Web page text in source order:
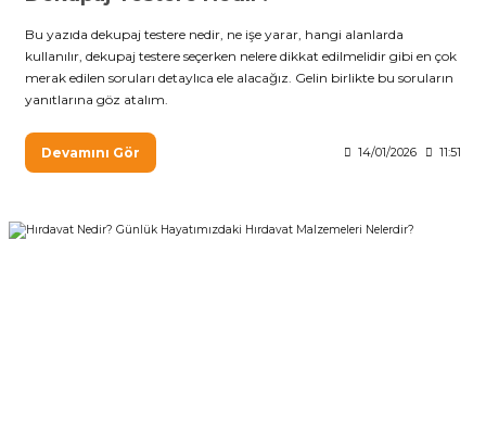
Bu yazıda dekupaj testere nedir, ne işe yarar, hangi alanlarda
kullanılır, dekupaj testere seçerken nelere dikkat edilmelidir gibi en çok
merak edilen soruları detaylıca ele alacağız. Gelin birlikte bu soruların
yanıtlarına göz atalım.
Devamını Gör 14/01/2026 11:51